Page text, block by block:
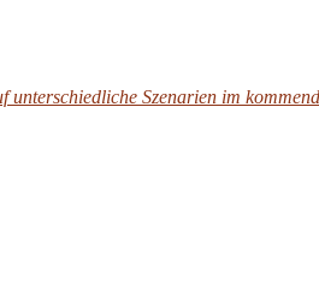
unterschiedliche Szenarien im